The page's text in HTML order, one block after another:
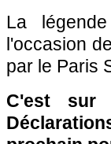
La
l'occasion
par le Paris
C'est sur